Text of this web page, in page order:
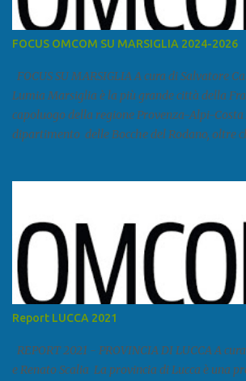
FOCUS OMCOM SU MARSIGLIA 2024-2026
FOCUS SU MARSIGLIA A cura di Salvatore
Lumia Marsiglia è la più grande città della
capoluogo della regione Provenza-Alpi-Costa
dipartimento delle Bocche del Rodano, oltre
come area metropolitana. Studiare quanto
molto importante per la geopolitica
Marsiglia ha il porto in asse con la Corsica,
Napoli e le banlieu gemellate con le periferie
rapporto della DCSA è uno dei principali scali
sudamerica, in particolare Ecuador e Cile.
multietnica, con un 40 per cento di islamici e
nonostante il forte tasso di criminalità che
emerge a prescindere dalla religione una
Report LUCCA 2021
REPORT 2021 - PROVINCIA DI LUCCA A
e Renato Scalia La provincia di Lucca è una